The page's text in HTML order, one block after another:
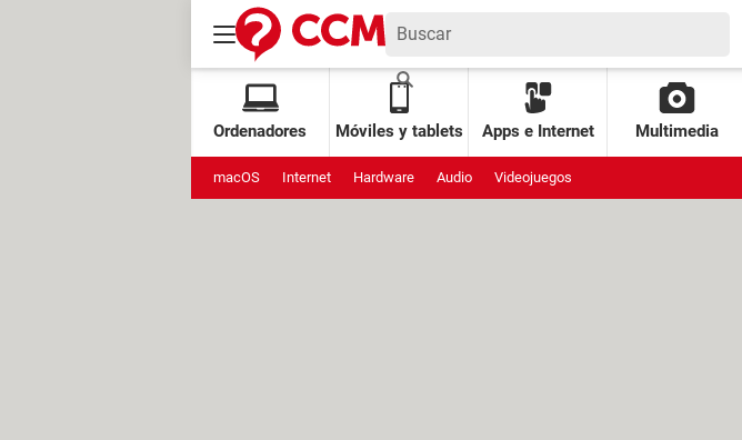
Ordenadores Móviles y tablets Apps e Internet Multimedia
macOS Internet Hardware Audio Videojuegos